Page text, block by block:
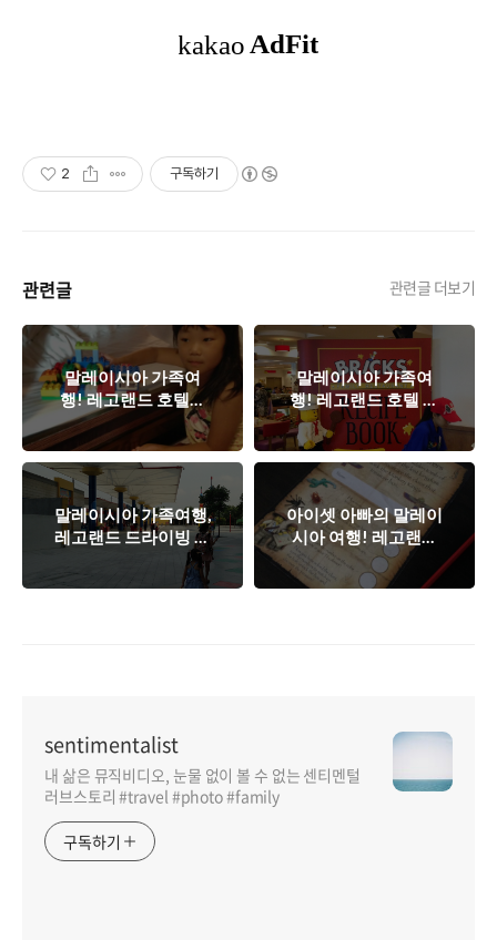
2 구독하기
관련글 관련글 더보기
말레이시아 가족여
행! 레고랜드 호텔에
는 매일 레고조립대회
가 열린다!
말레이시아 가족여
행! 레고랜드 호텔 조
식 레스토랑 브릭스
(Bricks)!
말레이시아 가족여행,
레고랜드 드라이빙 스
쿨에서 부릉부릉~!
아이셋 아빠의 말레이
시아 여행! 레고랜드
호텔에는 숨겨진 즐거
움이 있다
sentimentalist
내 삶은 뮤직비디오, 눈물 없이 볼 수 없는 센티멘털
러브스토리 #travel #photo #family
구독하기